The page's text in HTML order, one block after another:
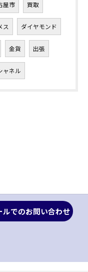
屋市 買取
ス ダイヤモンド
金貨 出張
ャネル
ルでのお問い合わせ